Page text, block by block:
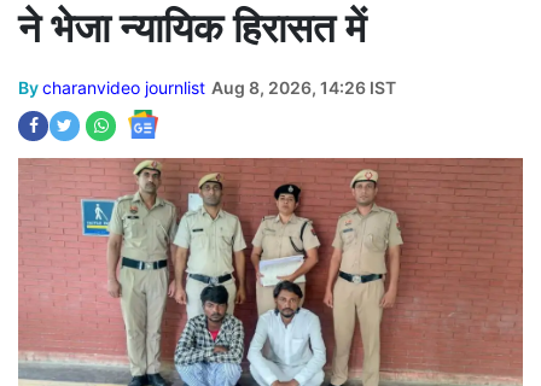
ने भेजा न्यायिक हिरासत में
Bycharanvideo journlist Aug 8, 2026, 14:26 IST